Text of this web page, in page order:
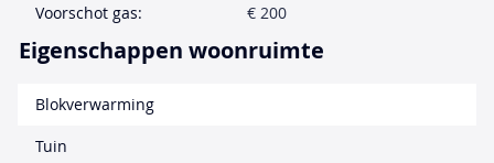
Voorschot gas:
€ 200
Eigenschappen woonruimte
Blokverwarming
Tuin